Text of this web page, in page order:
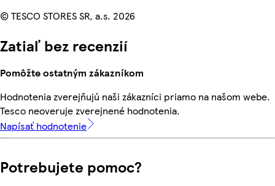
© TESCO STORES SR, a.s. 2026
Zatiaľ bez recenzií
Pomôžte ostatným zákazníkom
Hodnotenia zverejňujú naši zákazníci priamo na našom webe.
Tesco neoveruje zverejnené hodnotenia.
Napísať hodnotenie
Potrebujete pomoc?